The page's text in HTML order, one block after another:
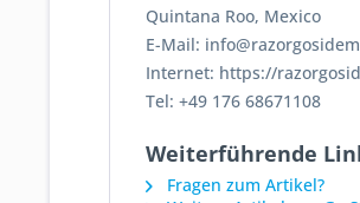
Quintana Roo, Mexico
E-Mail:
Internet: https://
Tel: +49 176 68671108
Weiterführende
Fragen zum Artikel?